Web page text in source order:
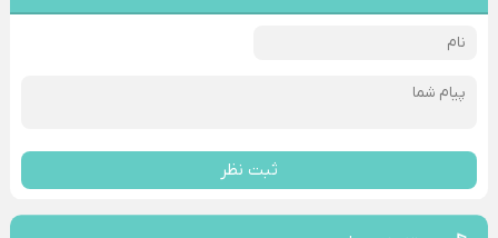
ثبت نظر